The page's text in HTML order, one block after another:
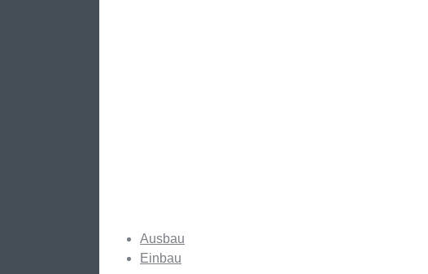
Ausbau
Einbau